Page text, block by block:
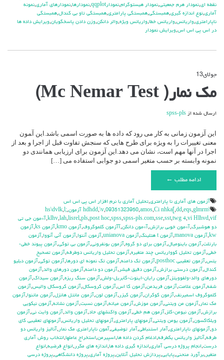
نقطه اي,نمودار هرم جمعيتي,نمودار هيستوگرام,نمودارqqplot ,نمودارها,نمودارهاي آماري,نمونه
آماري,نوع اندازه گيري,همبستگي,همبستگي پارامتري,همبستگي تاو بي کندال,همبستگي
ناپارامتري,واريانس,واريانس خطا,واريانس ويژه,والر دانكن,وزن دادن پاسخگويان,ويرايش داده ها
در اس پي اس اس,ويرايش نمودار
جولای13
مک
نمار(
Nemar
مک نمار( Mc Nemar Test)
ارسال شده از spss-pls
این آ‍زمون زمانی به کار می رود که داده ها به صورت اسمی باشد.این آ‍مون
معنی تغییرات را به ویژه برای طرح هایی که سنجش تفاوت قبل از اجرا و بعد از
اجرا در آنها مهم است، نشان می دهد.این آ‍زمون برای ارزیابی همانندی دو
نمونه وابسته بر حسب متغیر اسمی دو جوابی استفاده می […]
ادامه مطلب ←
آزمون هاي آماري نا پارامتري,تحليل آماري با نرم افزار اس پي اس اس
\hdhdd
,\v,09351323950,amos,Ci nhka[ ,dd,eqs,glmrm آزمون ,
hs\dvlk,l;
klhv,lah,lisrel,pls,post hoc,spss,spss-pls.com,sse,sst,twg 4,vi Hlhvd,vif
,آ»مون جي تي
دو هوشبرگ,آ»مون خوبي برازش,آ»مون دانكن,آآزمون كلموگروف,آزمون kmo ,آزمون ks ,آزمون
kw
,آزمون manova ,آزمون t هتلينگ ,آزمون unianova ,آزمون آننوا,آزمون آني آنووا,آزمون
بارتلت,آزمون باينوميال,آزمون براي دو گروه,آزمون بونفروني,آزمون بي توكي,آزمون پيوند خطي-
خطي,آزمون تحليل كوواريانس چند متغيره,آزمون تحليل واريانس دوطرفه,آزمون تصحيح
يتس,آزمون تعقيبي posthoc ,آزمون تك دامنه,آزمون تك نمونه اي دورها,آزمون توكي,آزمون دبليو
كندال,آزمون درستي برازش,آزمون دقيق فيشر ,آزمون دو دامنه,آزمون دورهاي والد,آزمون
دورهاي والد-ولفوويتز ,آزمون رايان-اينوت-گابريل-ولش,آزمون سنگ ريزه,آزمون سيداك,آزمون
شفه,آزمون علامت,آزمون فريدمن,آزمون كا اس,آزمون كروسكال,آزمون كروسكال واليس,آزمون
كلموگروف اسميرنف,آزمون كوكران,آزمون كيزر ,آزمون لون,آزمون مانتل هانزل,آزمون ماننوا,آزمون
مك نمار ,آزمون من ويتني,آزمون موزش,آزمون ميانه,آزمون نسبت,آزمون نشانه,آزمون نيكويي
برازش,آزمون نيومن-كلز ,آزمون هم خطي,آزمون واكنشهاي حاد,آزمون والد,آزمون وايت ني,آزمون
ويلكاكسون,آزمون يومن ويتني,آزمونهاي پارامتري,آزمونهاي تحليل واريانس,آزمونهاي تعقيبي كاي
دو,آزمونهاي ناپارامتري,آمار استنباطي,آمار توضيفي,آ‍مون ناپارامتري مك نمار ,آناليز واريانس دو
طرفه,آناليز واريانس يکطرفه,ادغام كردن داده ها,اسپيرمن,استخراج عاملها,انتخاب روش آماري
درست,انجام پروژه درسي آماري,اندازه گيري داده ها,اندازه هاي مكرر ,انواع فرضيه,انواع
متغير ,برآورد منحني,پايايي,پردازش تحليل آنلاين,پروژه آماري,پروژه دانشگاهي,پروژه درسي